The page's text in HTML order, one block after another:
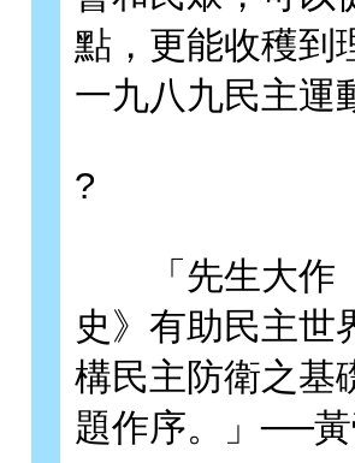
點，更能收穫到
一九八九民主運
?
「先生大作《
史》有助民主世
構民主防衛之
題作序。」──